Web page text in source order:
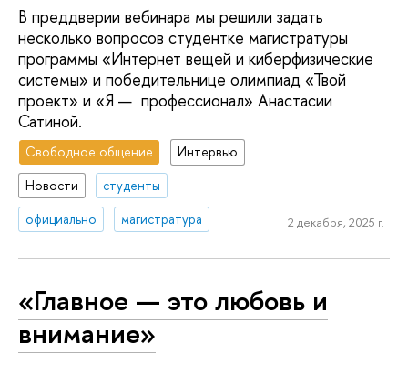
В преддверии вебинара мы решили задать
несколько вопросов студентке магистратуры
программы «Интернет вещей и киберфизические
системы» и победительнице олимпиад «Твой
проект» и «Я — профессионал» Анастасии
Сатиной.
Свободное общение
Интервью
Новости
студенты
официально
магистратура 2 декабря, 2025 г.
«Главное — это любовь и
внимание»